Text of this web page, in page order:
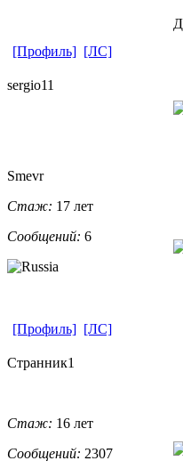
[Профиль] [ЛС]
sergio11
Smevr
Стаж: 17 лет
Сообщений: 6
[Профиль] [ЛС]
Странник1
Стаж: 16 лет
Сообщений: 2307